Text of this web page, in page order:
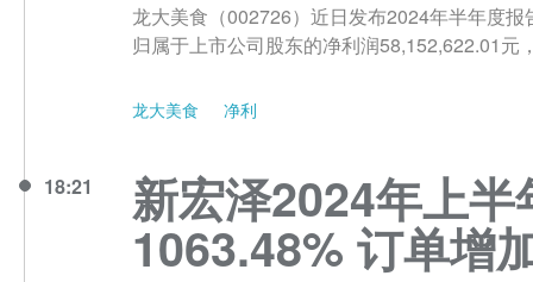
龙大美食（002726）近日发布2024年半年度
归属于上市公司股东的净利润58,152,622.01元
龙大美食 净利
18:21 新宏泽2024年上
1063.48% 订单增